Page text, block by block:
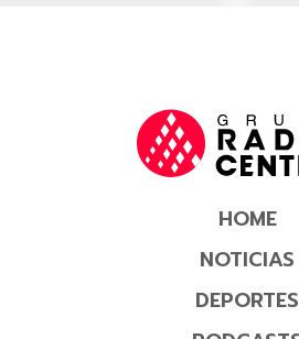
HOME
NOTICIAS
DEPORTES